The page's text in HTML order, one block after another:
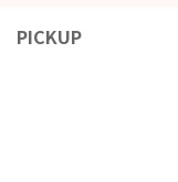
PICKUP